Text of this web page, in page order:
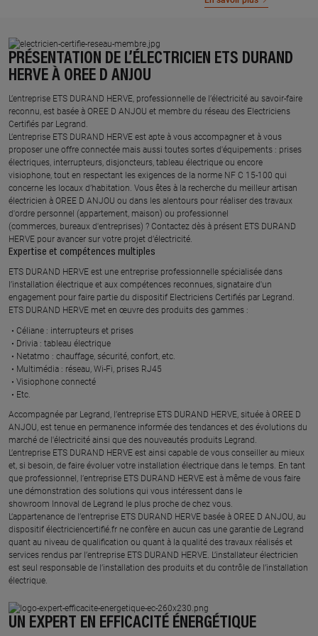
PRÉSENTATION DE L’ÉLECTRICIEN ETS DURAND
HERVE À OREE D ANJOU
L’entreprise ETS DURAND HERVE, professionnelle de l’électricité au savoir-faire
reconnu, est basée à OREE D ANJOU et membre du réseau des Electriciens
Certifiés par Legrand.​
L’entreprise ETS DURAND HERVE est apte à vous accompagner et à vous
proposer une offre connectée mais aussi toutes sortes d'équipements : prises
électriques, interrupteurs, disjoncteurs, tableau électrique ou encore
visiophone, tout en respectant les exigences de la norme NF C 15-100 qui
concerne les locaux d’habitation. Vous êtes à la recherche du meilleur artisan
électricien à OREE D ANJOU ou dans les alentours pour réaliser des travaux
d'ordre personnel (appartement, maison) ou professionnel
(commerces, bureaux d'entreprises) ? Contactez dès à présent ETS DURAND
HERVE pour avancer sur votre projet d’électricité.
Expertise et compétences multiples​
​ETS DURAND HERVE est une entreprise professionnelle spécialisée dans
l’installation électrique et aux compétences reconnues, ​signataire d'un
engagement pour faire partie du dispositif Electriciens Certifiés par Legrand​.
ETS DURAND HERVE met en œuvre des produits des gammes : ​
Céliane : interrupteurs et prises ​
Drivia : tableau électrique ​
Netatmo : chauffage, sécurité, confort, etc.​
Multimédia : réseau, Wi-Fi, prises RJ45​
Visiophone connecté​
Etc.​
​Accompagnée par Legrand, l’entreprise ETS DURAND HERVE, située à OREE D
ANJOU, est tenue en permanence informée des tendances et des évolutions du
marché de l'électricité ainsi que des nouveautés produits Legrand.
L’entreprise ETS DURAND HERVE est ainsi capable de vous conseiller au mieux
et, si besoin, de faire évoluer votre installation électrique dans le temps. En tant
que professionnel, l’entreprise ETS DURAND HERVE est à même de vous faire
une démonstration des solutions qui vous intéressent dans le
showroom Innoval de Legrand le plus proche de chez vous.​
L’appartenance de l’entreprise ETS DURAND HERVE basée à OREE D ANJOU, au
dispositif électriciencertifié.fr ne confère en aucun cas une garantie de Legrand
quant au niveau de qualification ou quant à la qualité des travaux réalisés et
services rendus par l’entreprise ETS DURAND HERVE. L’installateur électricien
est seul responsable de l’installation des produits et du contrôle de l’installation
électrique.
UN EXPERT EN EFFICACITÉ ÉNERGÉTIQUE